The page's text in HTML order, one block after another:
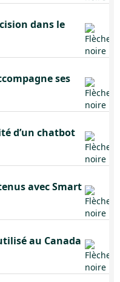
dans le
ses
d’un chatbot
avec Smart
au Canada